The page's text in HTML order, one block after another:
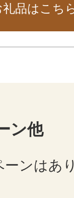
品はこち
ン他
ーンはあ